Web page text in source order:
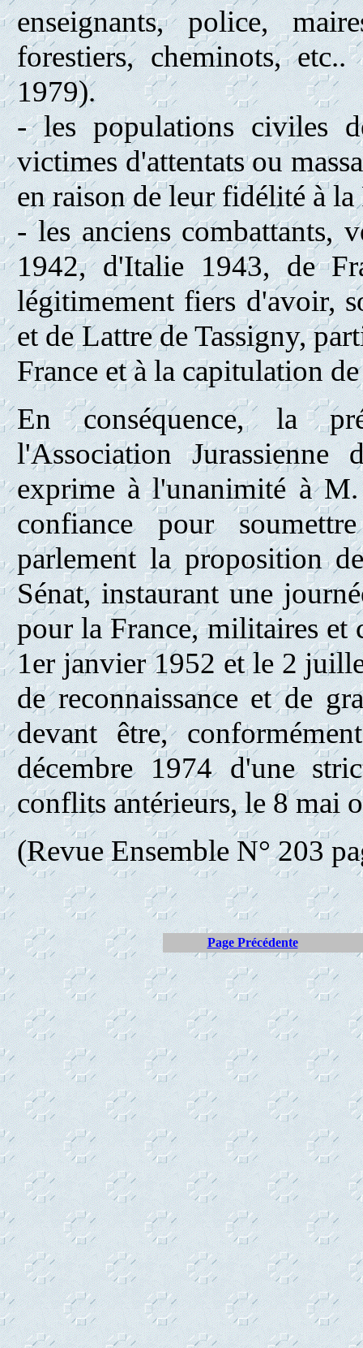
enseignants, police,
forestiers, cheminots,
1979).
- les populations civiles
victimes d'attentats ou
en raison de leur fidélité à la
- les anciens combattants,
1942, d'Italie 1943, de
légitimement fiers d'avoir,
et de Lattre de Tassigny,
France et à la capitulation
En conséquence, la
l'Association
exprime à l'unanimité à
confiance pour
parlement la proposition
Sénat, instaurant une
pour la France, militaires
1er janvier 1952 et le 2
de reconnaissance et de
devant être,
décembre 1974 d'une
conflits antérieurs, le 8 mai
(Revue Ensemble N° 203
Page Précédente